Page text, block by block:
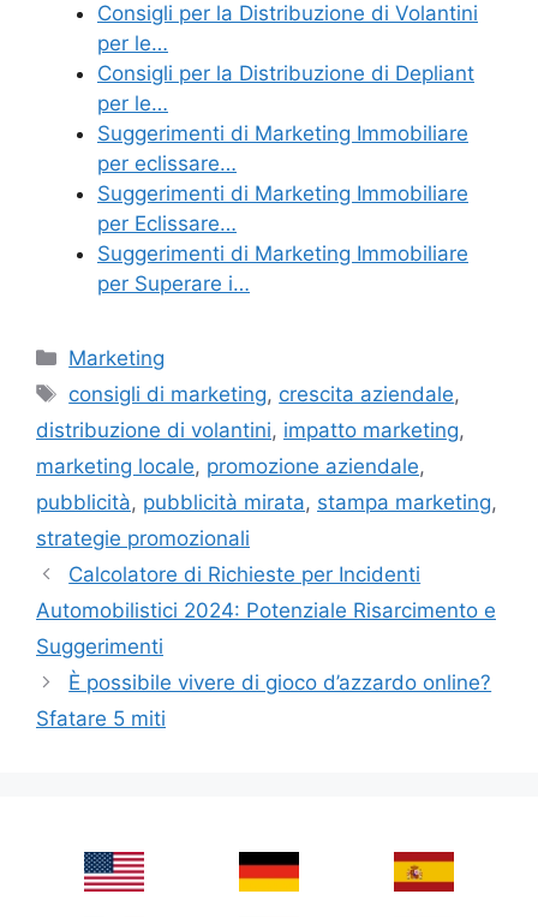
Consigli per la Distribuzione di Volantini
per le…
Consigli per la Distribuzione di Depliant
per le…
Suggerimenti di Marketing Immobiliare
per eclissare…
Suggerimenti di Marketing Immobiliare
per Eclissare…
Suggerimenti di Marketing Immobiliare
per Superare i…
Categories
Marketing
Tags
consigli di marketing, crescita aziendale,
distribuzione di volantini, impatto marketing,
marketing locale, promozione aziendale,
pubblicità, pubblicità mirata, stampa marketing,
strategie promozionali
Calcolatore di Richieste per Incidenti
Automobilistici 2024: Potenziale Risarcimento e
Suggerimenti
È possibile vivere di gioco d’azzardo online?
Sfatare 5 miti